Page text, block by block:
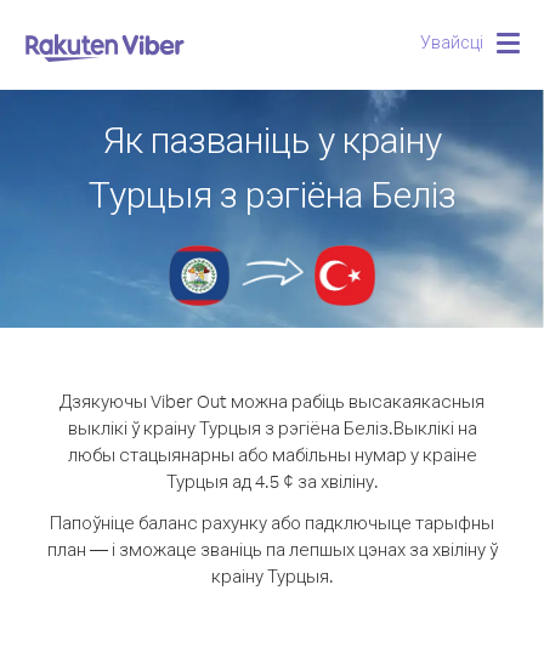
Увайсці
Як пазваніць у краіну
Турцыя з рэгіёна Беліз
Дзякуючы Viber Out можна рабіць высакаякасныя
выклікі ў краіну Турцыя з рэгіёна Беліз.Выклікі на
любы стацыянарны або мабільны нумар у краіне
Турцыя ад 4.5 ¢ за хвіліну.
Папоўніце баланс рахунку або падключыце тарыфны
план — і зможаце званіць па лепшых цэнах за хвіліну ў
краіну Турцыя.